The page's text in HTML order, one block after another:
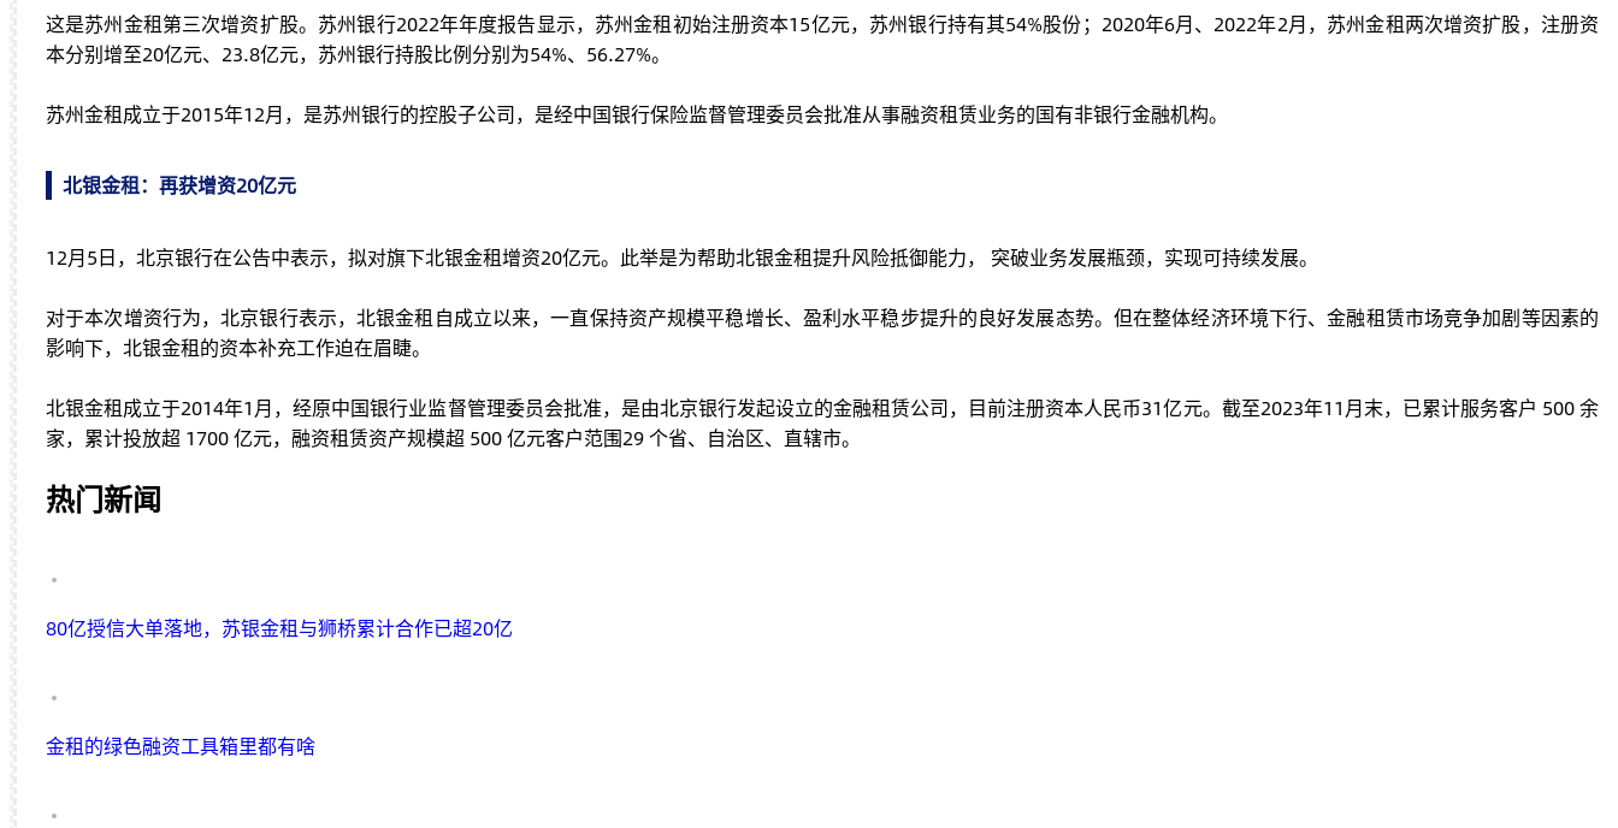
这是苏州金租第三次增资扩股。苏州银行2022年年度报告显示，苏州金租初始注册资本15亿元，苏州银行持有其54%股份；2020年6月、2022年2月，苏州金租两次增资扩股，注册资
本分别增至20亿元、23.8亿元，苏州银行持股比例分别为54%、56.27%。
苏州金租成立于2015年12月，是苏州银行的控股子公司，是经中国银行保险监督管理委员会批准从事融资租赁业务的国有非银行金融机构。
北银金租：再获增资20亿元
12月5日，北京银行在公告中表示，拟对旗下北银金租增资20亿元。此举是为帮助北银金租提升风险抵御能力， 突破业务发展瓶颈，实现可持续发展。
对于本次增资行为，北京银行表示，北银金租自成立以来，一直保持资产规模平稳增长、盈利水平稳步提升的良好发展态势。但在整体经济环境下行、金融租赁市场竞争加剧等因素的
影响下，北银金租的资本补充工作迫在眉睫。
北银金租成立于2014年1月，经原中国银行业监督管理委员会批准，是由北京银行发起设立的金融租赁公司，目前注册资本人民币31亿元。截至2023年11月末，已累计服务客户 500 余
家，累计投放超 1700 亿元，融资租赁资产规模超 500 亿元客户范围29 个省、自治区、直辖市。
热门新闻
80亿授信大单落地，苏银金租与狮桥累计合作已超20亿
金租的绿色融资工具箱里都有啥